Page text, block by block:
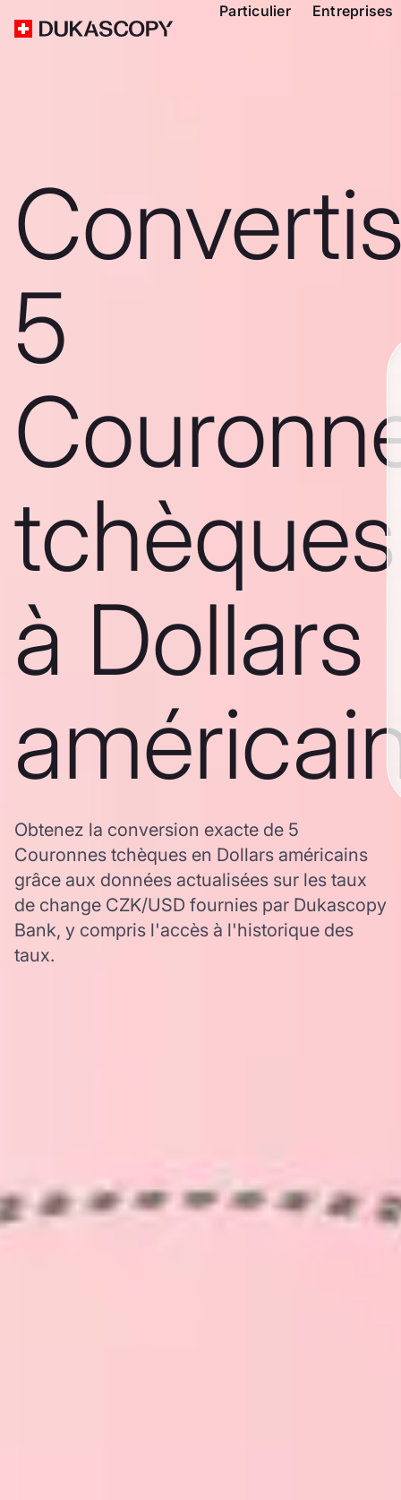
Particulier Entreprises
5
tchèques
à Dollars
Obtenez la conversion exacte de 5
Couronnes tchèques en Dollars américains
grâce aux données actualisées sur les taux
de change CZK/USD fournies par Dukascopy
Bank, y compris l'accès à l'historique des
taux.